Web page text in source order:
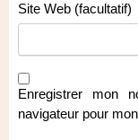
Site Web (facultatif)
Enregistrer mon
navigateur pour